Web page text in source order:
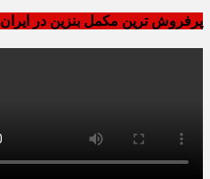
پرفروش ترین مکمل بنزین در ایران